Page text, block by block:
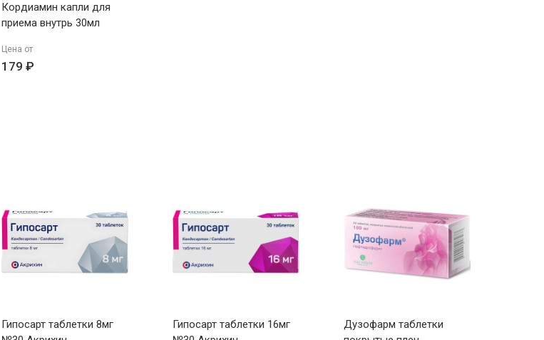
Кордиамин капли для
приема внутрь 30мл
Цена от
179 ₽
Гипосарт таблетки 8мг
Гипосарт таблетки 16мг
Дузофарм таблетки